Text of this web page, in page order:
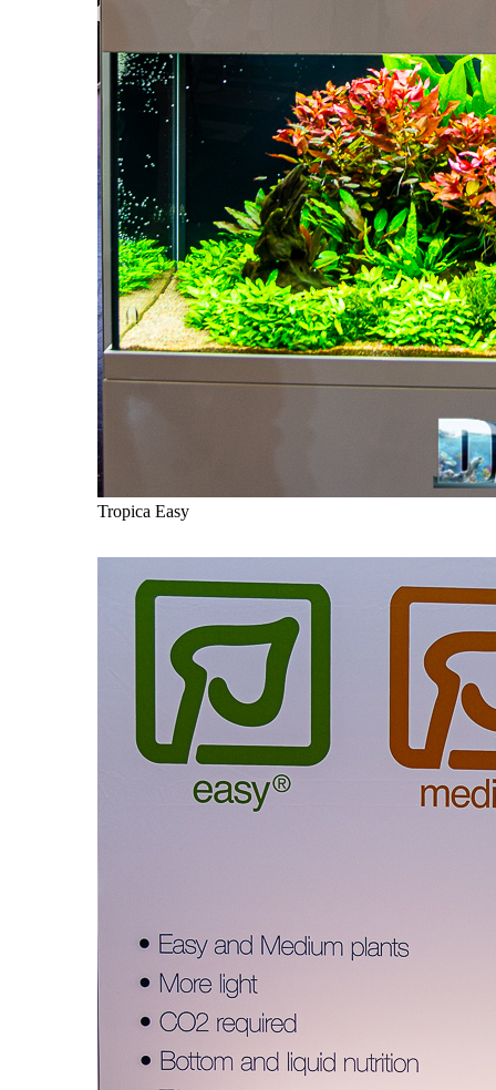
Tropica Easy